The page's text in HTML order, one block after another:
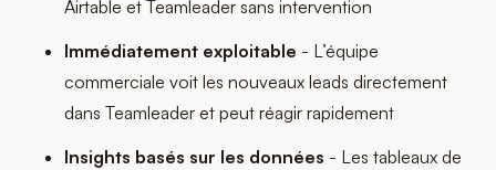
Airtable et Teamleader sans intervention
Immédiatement exploitable - L’équipe
commerciale voit les nouveaux leads directement
dans Teamleader et peut réagir rapidement
Insights basés sur les données - Les tableaux de